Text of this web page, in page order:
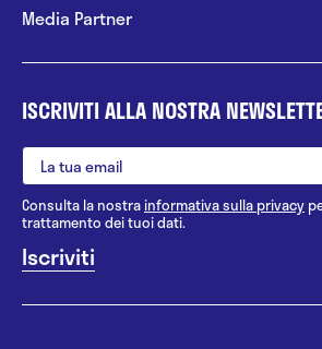
Media Partner
ISCRIVITI ALLA NOSTRA
Consulta la nostrainformativa sulla privacy
trattamento dei tuoi dati.